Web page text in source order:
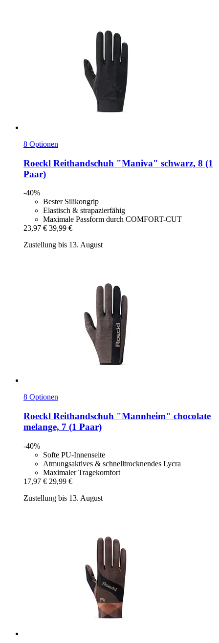
8 Optionen
Roeckl Reithandschuh "Maniva" schwarz, 8 (1
Paar)
-40%
Bester Silikongrip
Elastisch & strapazierfähig
Maximale Passform durch COMFORT-CUT
23,97 € 39,99 €
Zustellung bis 13. August
8 Optionen
Roeckl Reithandschuh "Mannheim" chocolate
melange, 7 (1 Paar)
-40%
Softe PU-Innenseite
Atmungsaktives & schnelltrocknendes Lycra
Maximaler Tragekomfort
17,97 € 29,99 €
Zustellung bis 13. August